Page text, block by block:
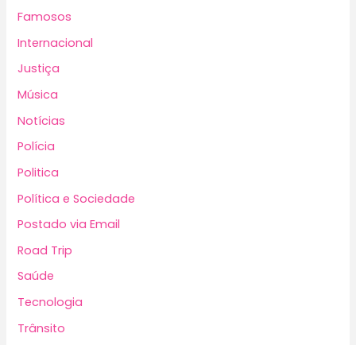
Famosos
Internacional
Justiça
Música
Notícias
Polícia
Politica
Política e Sociedade
Postado via Email
Road Trip
Saúde
Tecnologia
Trânsito